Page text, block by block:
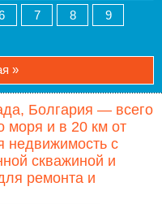
поиск
7 8
9
»
Болгария — всего
моря и в 20 км от
недвижимость с
скважиной и
ремонта и